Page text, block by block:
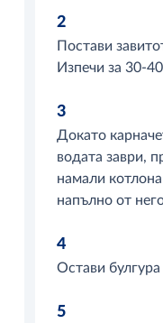
2
Постави
Изпечи за 30-
3
Докато
водата заври,
намали
напълно от
4
Остави
5